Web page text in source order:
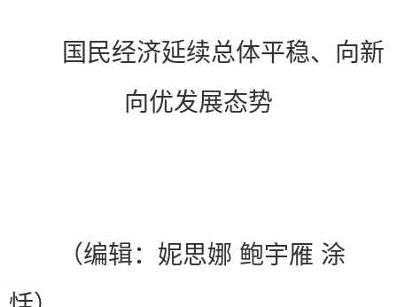
国民经济延续总体平稳、向新
向优发展态势
（编辑：妮思娜 鲍宇雁 涂